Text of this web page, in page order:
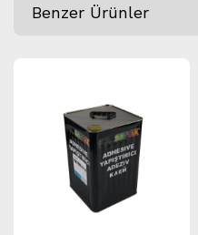
Benzer Ürünler